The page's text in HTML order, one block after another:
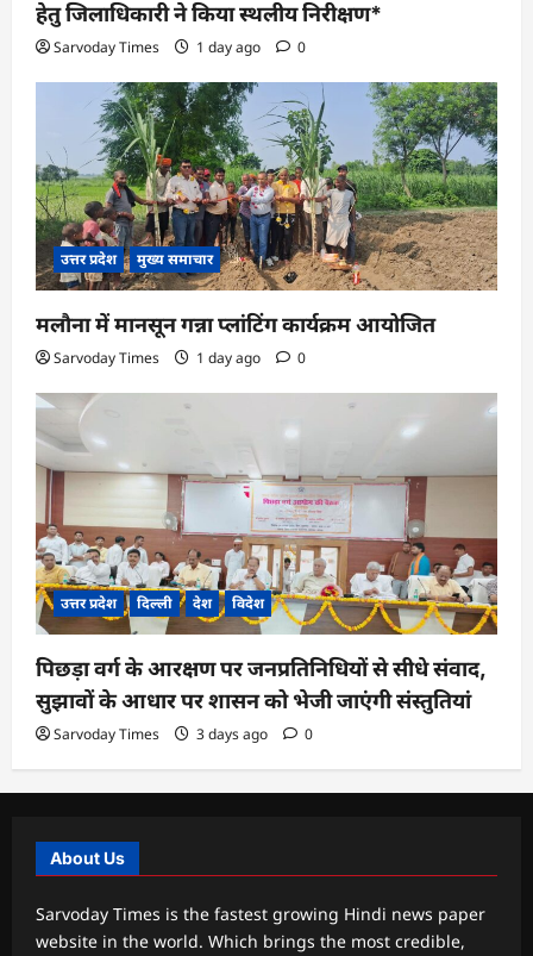
हेतु जिलाधिकारी ने किया स्थलीय निरीक्षण*
Sarvoday Times 1 day ago 0
उत्तर प्रदेश मुख्य समाचार
मलौना में मानसून गन्ना प्लांटिंग कार्यक्रम आयोजित
Sarvoday Times 1 day ago 0
उत्तर प्रदेश दिल्ली देश विदेश
पिछड़ा वर्ग के आरक्षण पर जनप्रतिनिधियों से सीधे संवाद,
सुझावों के आधार पर शासन को भेजी जाएंगी संस्तुतियां
Sarvoday Times 3 days ago 0
About Us
Sarvoday Times is the fastest growing Hindi news paper
website in the world. Which brings the most credible,